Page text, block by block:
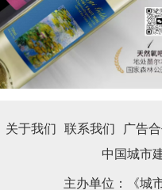
关于我们 联系我们 广告
中国城市
主办单位：《城